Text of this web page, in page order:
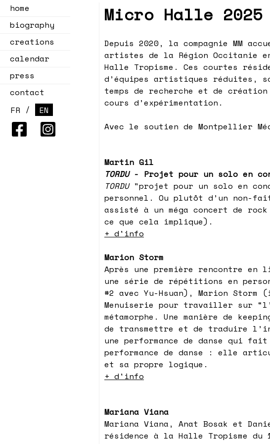
home
biography
creations
calendar
press
contact
FR / EN
Micro Halle 2025
Depuis 2020, la compagnie MM
artistes de la Région Occitanie
Halle Tropisme. Ces courtes
d’équipes artistiques réduites,
temps de recherche et de
cours d’expérimentation.
Avec le soutien de Montpellier
Martin Gil
TORDU- Projet pour un solo en
TORDU"projet pour un solo en
personnel. Ou plutôt d’un non-
assisté à un méga concert de
ce que cela implique).
+ d'info
Marion Storm
Après une première rencontre en
une série de répétitions en
#2 avec Yu-Hsuan), Marion Storm
Menuiserie pour travailler sur
métamorphe. Une manière de
de transmettre et de traduire
une performance de danse qui
performance de danse : elle
et sa propre logique.
+ d'info
Mariana Viana
Mariana Viana, Anat Bosak et
résidence à la Halle Tropisme du